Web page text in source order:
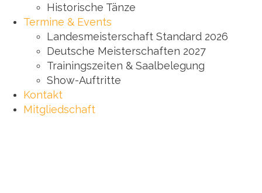
Historische Tänze
Termine & Events
Landesmeisterschaft Standard 2026
Deutsche Meisterschaften 2027
Trainingszeiten & Saalbelegung
Show-Auftritte
Kontakt
Mitgliedschaft